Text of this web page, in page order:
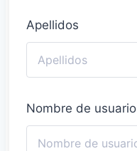
Apellidos
Nombre de usuario